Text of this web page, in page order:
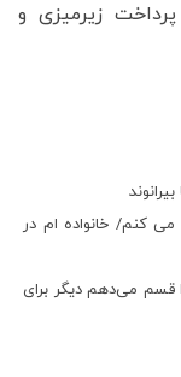
زیرمیزی و
کنم/ خانواده ام در
می‌دهم دیگر برای